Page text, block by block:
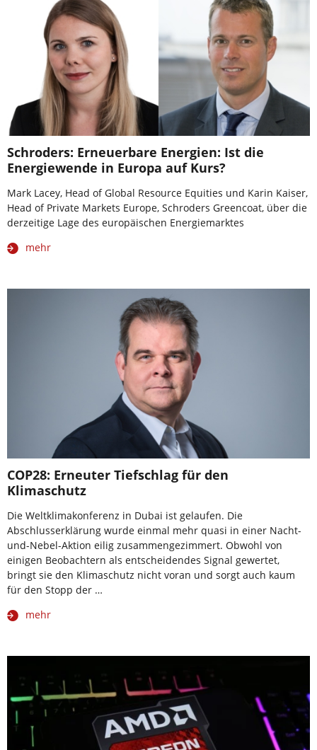
Schroders: Erneuerbare Energien: Ist die
Energiewende in Europa auf Kurs?
Mark Lacey, Head of Global Resource Equities und Karin Kaiser,
Head of Private Markets Europe, Schroders Greencoat, über die
derzeitige Lage des europäischen Energiemarktes
mehr
COP28: Erneuter Tiefschlag für den
Klimaschutz
Die Weltklimakonferenz in Dubai ist gelaufen. Die
Abschlusserklärung wurde einmal mehr quasi in einer Nacht-
und-Nebel-Aktion eilig zusammengezimmert. Obwohl von
einigen Beobachtern als entscheidendes Signal gewertet,
bringt sie den Klimaschutz nicht voran und sorgt auch kaum
für den Stopp der …
mehr